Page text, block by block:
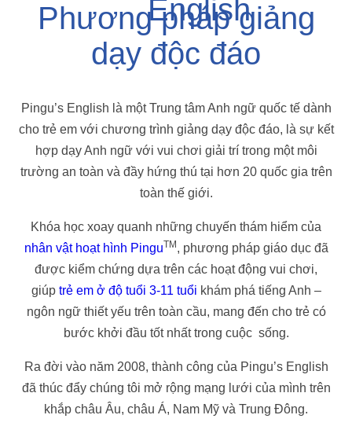
Phương pháp giảng
dạy độc đáo
Pingu’s English là một Trung tâm Anh ngữ quốc tế dành
cho trẻ em với chương trình giảng dạy độc đáo, là sự kết
hợp dạy Anh ngữ với vui chơi giải trí trong một môi
trường an toàn và đầy hứng thú tại hơn 20 quốc gia trên
toàn thế giới.
Khóa học xoay quanh những chuyến thám hiểm của
nhân vật hoạt hình PinguTM , phương pháp giáo dục đã
được kiểm chứng dựa trên các hoạt động vui chơi,
giúp trẻ em ở độ tuổi 3-11 tuổi khám phá tiếng Anh –
ngôn ngữ thiết yếu trên toàn cầu, mang đến cho trẻ có
bước khởi đầu tốt nhất trong cuộc sống.
Ra đời vào năm 2008, thành công của Pingu’s English
đã thúc đẩy chúng tôi mở rộng mạng lưới của mình trên
khắp châu Âu, châu Á, Nam Mỹ và Trung Đông.